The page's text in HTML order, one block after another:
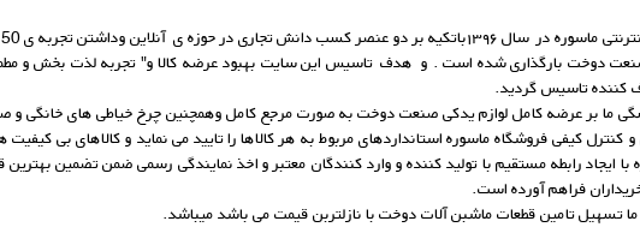
بر دو عنصر کسب دانش تجاری در حوزه ی آنلاین وداشتن تجربه ی 50 ساله در حوزه ی
صنعت دوخت بارگذاری شده است . و هدف تاسیس این سایت بهبود عرضه کالا و" تجربه لذت بخش و
کننده تاسیس گردید.
ما بر عرضه کامل لوازم یدکی صنعت دوخت به صورت مرجع کامل وهمچنین چرخ خیاطی های خانگی و
کنترل کیفی فروشگاه ماسوره استانداردهای مربوط به هر کالاها را تایید می نماید و کالاهای بی
ایجاد رابطه مستقیم با تولید کننده و وارد کنندگان معتبر و اخذ نمایندگی رسمی ضمن تضمین بهترین
فراهم آورده است.
تسهیل تامین قطعات ماشبن آلات دوخت با نازلتربن قیمت می باشد میباشد.